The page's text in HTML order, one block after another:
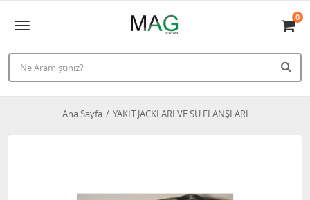
0
Ana Sayfa YAKIT JACKLARI VE SU FLANŞLARI